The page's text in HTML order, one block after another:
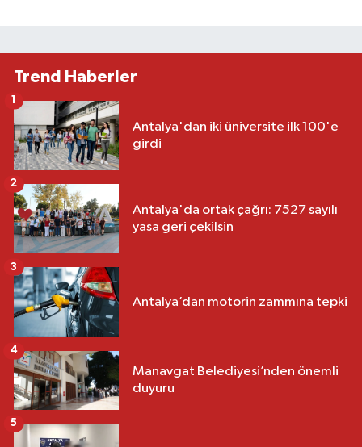
Trend Haberler
Antalya'dan iki üniversite ilk 100'e
girdi
1
Antalya'da ortak çağrı: 7527 sayılı
yasa geri çekilsin
2
Antalya’dan motorin zammına tepki
3
Manavgat Belediyesi’nden önemli
duyuru
4
5